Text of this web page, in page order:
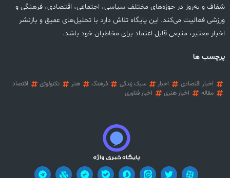
شفاف و به‌روز در حوزه‌های مختلف سیاسی، اجتماعی، اقتصادی، فرهنگی و
ورزشی فعالیت می‌کند. این پایگاه تلاش دارد با تحلیل‌های عمیق و بازنشر
اخبار معتبر، منبعی قابل اعتماد برای مخاطبان خود باشد.
پرچسب ها
اخبار اقتصادی اخبار سبک زندگی فرهنگ هنر تکنولوژی
اقتصاد
مقاله
اخبار هنری اخبار فناوری